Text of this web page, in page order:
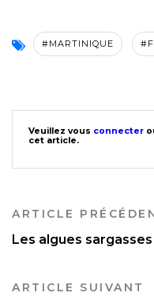
#MARTINIQUE
Veuillez vous connecter
cet article.
ARTICLE
Les algues
ARTICLE SUIVANT